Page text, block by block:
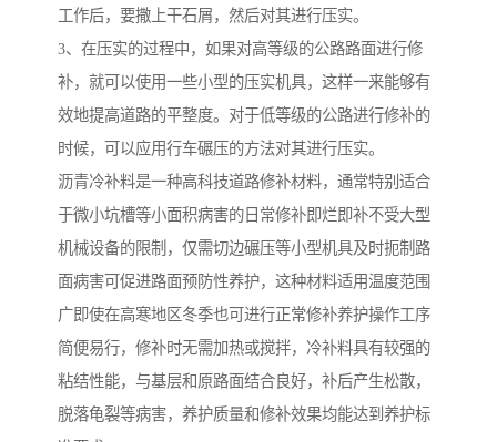
工作后，要撒上干石屑，然后对其进行压实。
3、在压实的过程中，如果对高等级的公路路面进行修
补，就可以使用一些小型的压实机具，这样一来能够有
效地提高道路的平整度。对于低等级的公路进行修补的
时候，可以应用行车碾压的方法对其进行压实。
沥青冷补料是一种高科技道路修补材料，通常特别适合
于微小坑槽等小面积病害的日常修补即烂即补不受大型
机械设备的限制，仅需切边碾压等小型机具及时扼制路
面病害可促进路面预防性养护，这种材料适用温度范围
广即使在高寒地区冬季也可进行正常修补养护操作工序
简便易行，修补时无需加热或搅拌，冷补料具有较强的
粘结性能，与基层和原路面结合良好，补后产生松散，
脱落龟裂等病害，养护质量和修补效果均能达到养护标